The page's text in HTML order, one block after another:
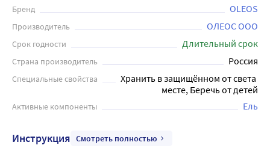
противовоспалительное, противогрибковое и
восстанавливающее действие способствует улучшению
состояния кожи и волос. Приятный аромат улучшает
эмоциональное состояние, настраивает на позитивный
лад. Сочетается с: апельсином, гвоздикой, кедром,
лимоном, пихтой, сосной. Перед началом использования
эфирного масла необходимо провести тест на отсутствие
аллергической реакции. Объём флакона 10 мл
Бренд OLEOS
Производитель ОЛЕОС ООО
Срок годности Длительный срок
Страна производитель Россия
Специальные свойства
Хранить в защищённом от света
месте, Беречь от детей
Активные компоненты Ель
Инструкция Смотреть полностью